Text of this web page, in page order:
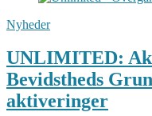
Nyheder
UNLIMITED:
Bevidstheds
aktiveringer